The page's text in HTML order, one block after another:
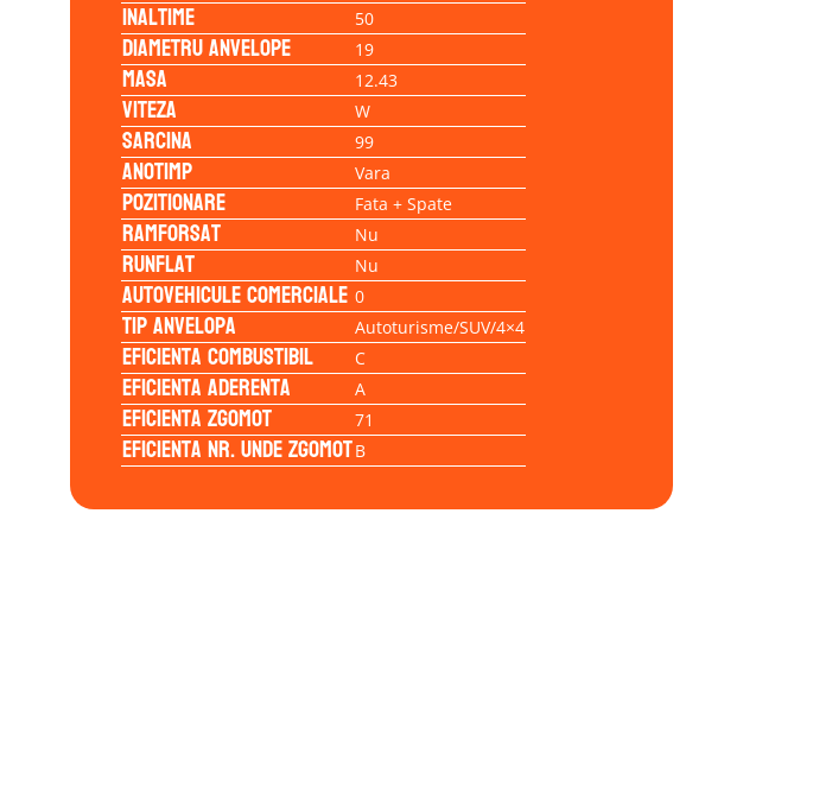
Inaltime 50
Diametru anvelope 19
Masa 12.43
Viteza W
Sarcina 99
Anotimp Vara
Pozitionare Fata + Spate
Ramforsat Nu
Runflat Nu
Autovehicule comerciale 0
Tip anvelopa Autoturisme/SUV/4×4
Eficienta Combustibil C
Eficienta Aderenta A
Eficienta Zgomot 71
Eficienta Nr. Unde ZgomotB